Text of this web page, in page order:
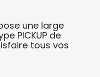
une large
PICKUP de
tous vos